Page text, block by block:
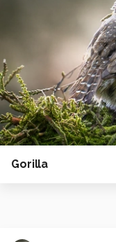
Gorilla